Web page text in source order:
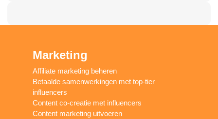
Marketing
Affiliate marketing beheren
Betaalde samenwerkingen met top-tier
influencers
Content co-creatie met influencers
Content marketing uitvoeren